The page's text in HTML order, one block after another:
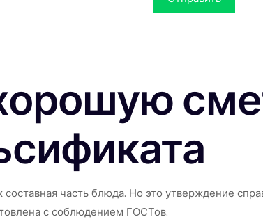
часть блюда. Но это утверждение
с соблюдением ГОСТов.